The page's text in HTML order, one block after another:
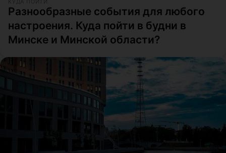
Разнообразные события для любого
настроения. Куда пойти в будни в
Минске и Минской области?